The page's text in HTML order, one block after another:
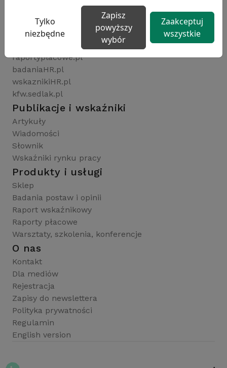
Rynekpracy.pl
sedlak.pl
raportyplacowe.pl
badaniaHR.pl
wskaznikiHR.pl
kfw.sedlak.pl
Publikacje i wskaźniki
Artykuły
Wiadomości
Słownik
Wskaźniki rynku pracy
Produkty i usługi
Sklep
Badania postaw i opinii
Raport wskaźnikowy
Raporty płacowe
Warsztaty, szkolenia, konferencje
O nas
Kontakt
Dla mediów
Rejestracja
Zapisy do newslettera
Polityka prywatności
Regulamin
English version
Tylko
niezbędne
Zapisz
powyższy
wybór
Zaakceptuj
wszystkie